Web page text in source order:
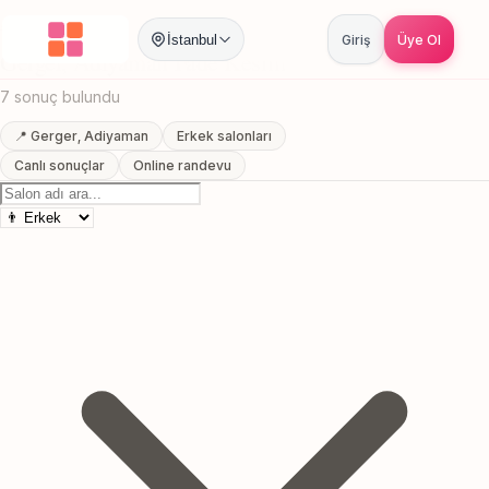
İstanbul Giriş Üye Ol
Anasayfa / Adiyaman / /
Gerger, Adiyaman Fade Kesim
7 sonuç bulundu
📍 Gerger, Adiyaman
Erkek salonları
Canlı sonuçlar
Online randevu